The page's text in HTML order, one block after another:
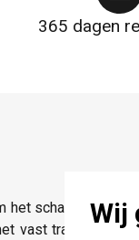
Wij
365 dagen
het
vast transparant